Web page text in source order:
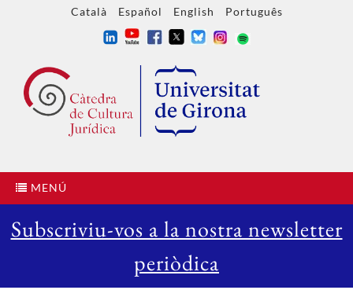
Català Español English Português
MENÚ
Subscriviu-vos a la nostra newsletter
periòdica